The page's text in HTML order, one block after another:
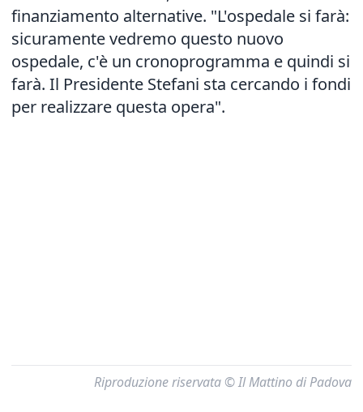
finanziamento alternative. "L'ospedale si farà:
sicuramente vedremo questo nuovo
ospedale, c'è un cronoprogramma e quindi si
farà. Il Presidente Stefani sta cercando i fondi
per realizzare questa opera".
Riproduzione riservata © Il Mattino di Padova